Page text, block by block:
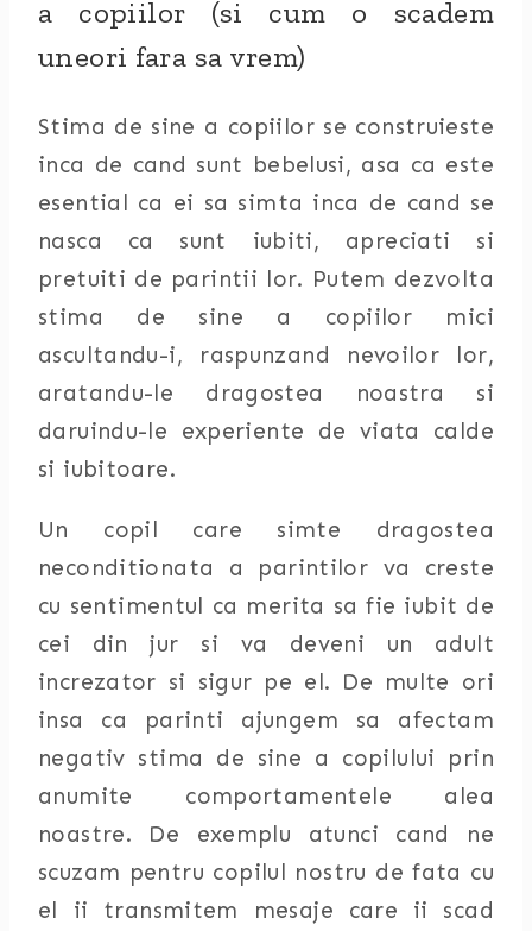
a copiilor (si cum o scadem
uneori fara sa vrem)
Stima de sine a copiilor se construieste
inca de cand sunt bebelusi, asa ca este
esential ca ei sa simta inca de cand se
nasca ca sunt iubiti, apreciati si
pretuiti de parintii lor. Putem dezvolta
stima de sine a copiilor mici
ascultandu-i, raspunzand nevoilor lor,
aratandu-le dragostea noastra si
daruindu-le experiente de viata calde
si iubitoare.
Un copil care simte dragostea
neconditionata a parintilor va creste
cu sentimentul ca merita sa fie iubit de
cei din jur si va deveni un adult
increzator si sigur pe el. De multe ori
insa ca parinti ajungem sa afectam
negativ stima de sine a copilului prin
anumite comportamentele alea
noastre. De exemplu atunci cand ne
scuzam pentru copilul nostru de fata cu
el ii transmitem mesaje care ii scad